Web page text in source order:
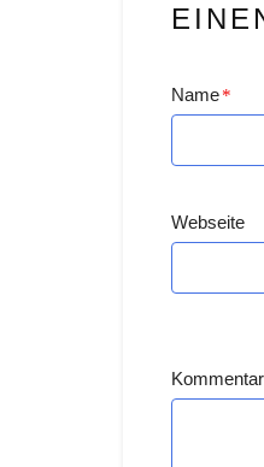
Name*
Webseite
Kommentar